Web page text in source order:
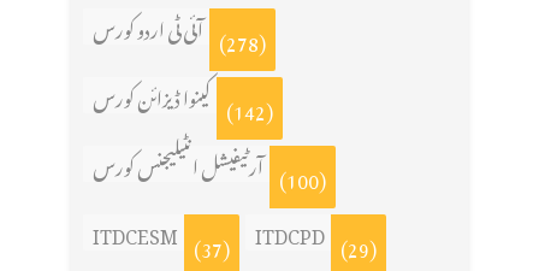
آئی ٹی اردو کورس (278)
کینوا ڈیزائن کورس (142)
آرٹیفیشل انٹیلیجنس کورس (100)
ITDCESM (37) ITDCPD (29)